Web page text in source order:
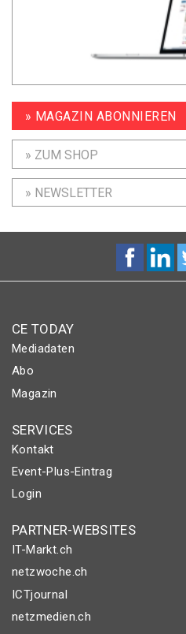
» MAGAZIN ABONNIEREN
» ZUM SHOP
» NEWSLETTER
CE TODAY
Mediadaten
Abo
Magazin
SERVICES
Kontakt
Event-Plus-Eintrag
Login
PARTNER-WEBSITES
IT-Markt.ch
netzwoche.ch
ICTjournal
netzmedien.ch